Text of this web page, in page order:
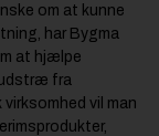
om at kunne
har Bygma
at hjælpe
fra
vil man